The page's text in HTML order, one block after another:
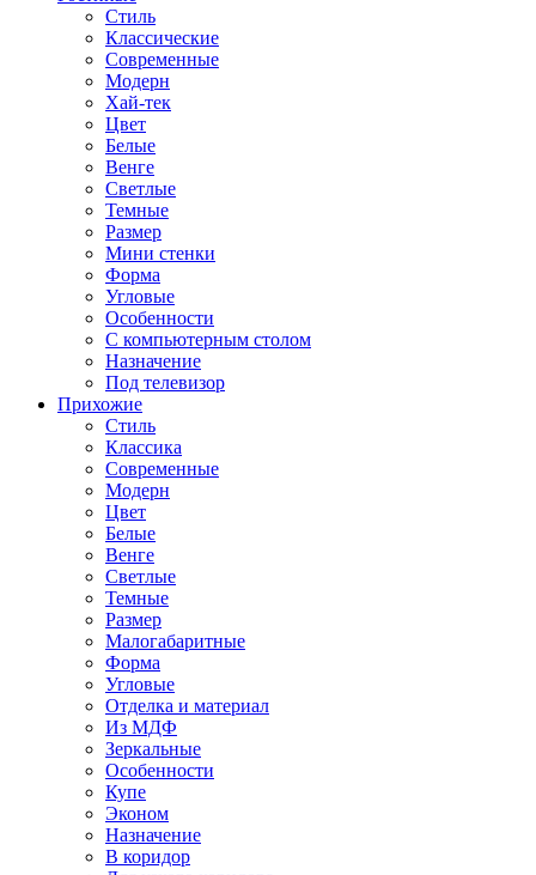
Стиль
Классические
Современные
Модерн
Хай-тек
Цвет
Белые
Венге
Светлые
Темные
Размер
Мини стенки
Форма
Угловые
Особенности
С компьютерным столом
Назначение
Под телевизор
Прихожие
Стиль
Классика
Современные
Модерн
Цвет
Белые
Венге
Светлые
Темные
Размер
Малогабаритные
Форма
Угловые
Отделка и материал
Из МДФ
Зеркальные
Особенности
Купе
Эконом
Назначение
В коридор